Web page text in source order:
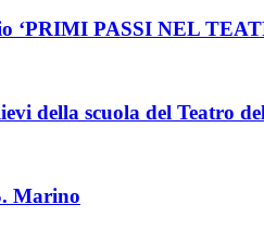
‘PRIMI PASSI NEL
della scuola del Teatro
Marino